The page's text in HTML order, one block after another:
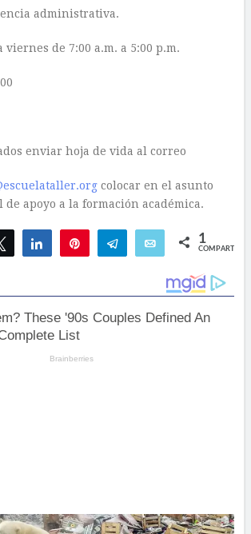
administrativa.
de 7:00 a.m. a 5:00 p.m.
enviar hoja de vida al correo
colocar en el asunto
de apoyo a la formación académica.
Twittear Compartir Telegram Email 1
COMPARTIR